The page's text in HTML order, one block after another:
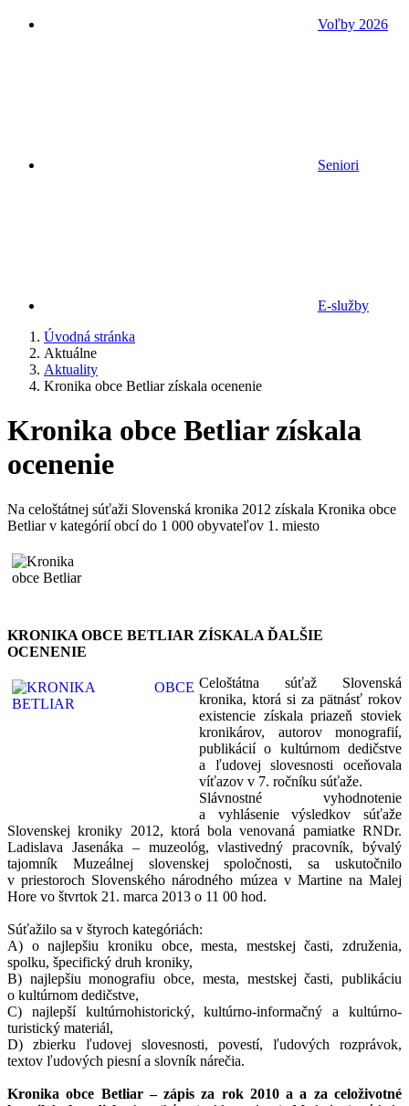
Voľby 2026
Seniori
E-služby
Úvodná stránka
Aktuálne
Aktuality
Kronika obce Betliar získala ocenenie
Kronika obce Betliar získala
ocenenie
Na celoštátnej súťaži Slovenská kronika 2012 získala Kronika obce
Betliar v kategórií obcí do 1 000 obyvateľov 1. miesto
KRONIKA OBCE BETLIAR ZÍSKALA ĎALŠIE
OCENENIE
Celoštátna súťaž Slovenská
kronika, ktorá si za pätnásť rokov
existencie získala priazeň stoviek
kronikárov, autorov monografií,
publikácií o kultúrnom dedičstve
a ľudovej slovesnosti oceňovala
víťazov v 7. ročníku súťaže.
Slávnostné vyhodnotenie
a vyhlásenie výsledkov súťaže
Slovenskej kroniky 2012, ktorá bola venovaná pamiatke RNDr.
Ladislava Jasenáka – muzeológ, vlastivedný pracovník, bývalý
tajomník Muzeálnej slovenskej spoločnosti, sa uskutočnilo
v priestoroch Slovenského národného múzea v Martine na Malej
Hore vo štvrtok 21. marca 2013 o 11 00 hod.
Súťažilo sa v štyroch kategóriách:
A) o najlepšiu kroniku obce, mesta, mestskej časti, združenia,
spolku, špecifický druh kroniky,
B) najlepšiu monografiu obce, mesta, mestskej časti, publikáciu
o kultúrnom dedičstve,
C) najlepší kultúrnohistorický, kultúrno-informačný a kultúrno-
turistický materiál,
D) zbierku ľudovej slovesnosti, povestí, ľudových rozprávok,
textov ľudových piesní a slovník nárečia.
Kronika obce Betliar – zápis za rok 2010 a a za celoživotné